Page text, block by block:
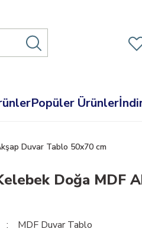
Popüler Ürünler
Duvar Tablo 50x70 cm
Doğa MDF
MDF Duvar Tablo